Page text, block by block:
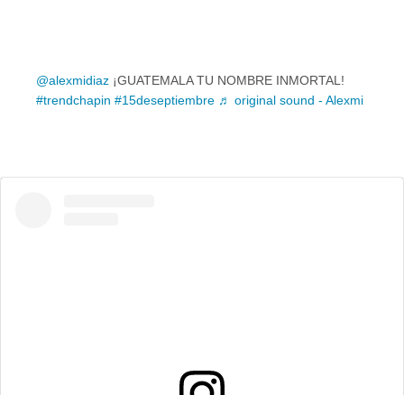
@alexmidiaz ¡GUATEMALA TU NOMBRE INMORTAL!
#trendchapin #15deseptiembre ♬ original sound - Alexmi